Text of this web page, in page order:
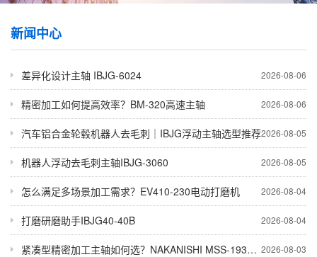
新闻中心
2026-08-06
差异化设计主轴 IBJG-6024
2026-08-06
精密加工如何提高效率？BM-320高速主轴
2026-08-05
汽车铝合金轮毂机器人去毛刺｜IBJG浮动主轴选型推荐
2026-08-05
机器人浮动去毛刺主轴IBJG-3060
2026-08-04
怎么满足多场景加工需求？EV410-230电动打磨机
2026-08-04
打磨研磨助手IBJG40-40B
2026-08-03
紧凑型精密加工主轴如何选？NAKANISHI MSS-1930R气主轴